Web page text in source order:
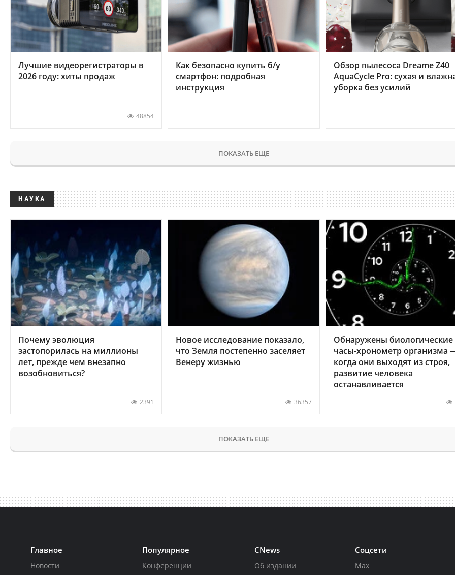
Лучшие видеорегистраторы в
2026 году: хиты продаж
48854
Как безопасно купить б/у
смартфон: подробная
инструкция
Обзор пылесоса Dreame Z40
AquaCycle Pro: сухая и
уборка без усилий
ПОКАЗАТЬ ЕЩЕ
НАУКА
Почему эволюция
застопорилась на миллионы
лет, прежде чем внезапно
возобновиться?
2391
Новое исследование показало,
что Земля постепенно заселяет
Венеру жизнью
36357
Обнаружены биологические
часы-хронометр организма
когда они выходят из строя,
развитие человека
останавливается
ПОКАЗАТЬ ЕЩЕ
Главное
Новости
Популярное
Конференции
CNews
Об издании
Соцсети
Max